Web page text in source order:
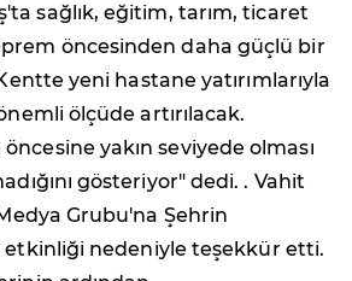
sağlık, eğitim, tarım, ticaret
öncesinden daha güçlü bir
yeni hastane yatırımlarıyla
ölçüde artırılacak.
yakın seviyede olması
gösteriyor" dedi. . Vahit
Grubu'na Şehrin
etkinliği nedeniyle teşekkür etti.